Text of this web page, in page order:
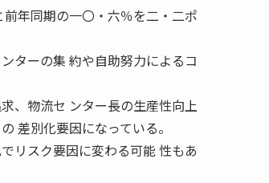
年同期の一〇・六％を二・二ポ
ターの集 約や自助努力によるコ
、物流セ ンター長の生産性向上
差別化要因になっている。
リスク要因に変わる可能 性もあ